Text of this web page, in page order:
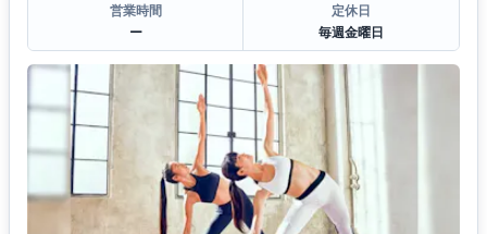
営業時間
ー
定休日
毎週金曜日